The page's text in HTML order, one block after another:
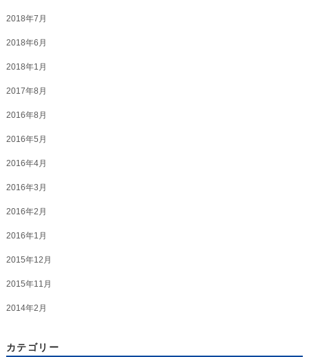
2018年7月
2018年6月
2018年1月
2017年8月
2016年8月
2016年5月
2016年4月
2016年3月
2016年2月
2016年1月
2015年12月
2015年11月
2014年2月
カテゴリー